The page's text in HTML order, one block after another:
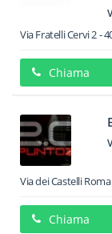
Via Fratelli Cervi 2-
Chiama
Via dei Castelli
Chiama